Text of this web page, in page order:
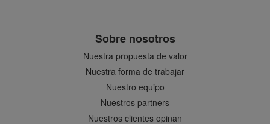
Sobre nosotros
Nuestra propuesta de valor
Nuestra forma de trabajar
Nuestro equipo
Nuestros partners
Nuestros clientes opinan